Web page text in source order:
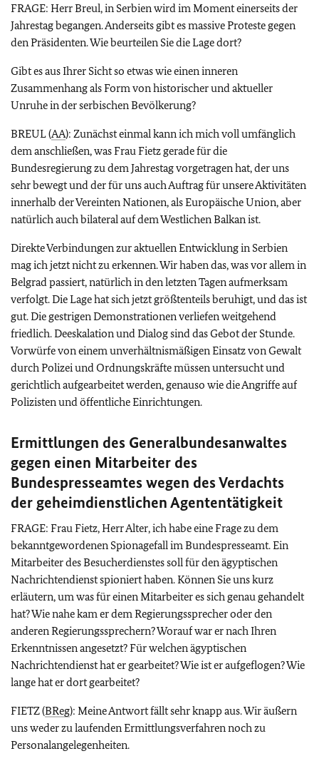
FRAGE: Herr Breul, in Serbien wird im Moment einerseits der
Jahrestag begangen. Anderseits gibt es massive Proteste gegen
den Präsidenten. Wie beurteilen Sie die Lage dort?
Gibt es aus Ihrer Sicht so etwas wie einen inneren
Zusammenhang als Form von historischer und aktueller
Unruhe in der serbischen Bevölkerung?
BREUL (AA): Zunächst einmal kann ich mich voll umfänglich
dem anschließen, was Frau Fietz gerade für die
Bundesregierung zu dem Jahrestag vorgetragen hat, der uns
sehr bewegt und der für uns auch Auftrag für unsere Aktivitäten
innerhalb der Vereinten Nationen, als Europäische Union, aber
natürlich auch bilateral auf dem Westlichen Balkan ist.
Direkte Verbindungen zur aktuellen Entwicklung in Serbien
mag ich jetzt nicht zu erkennen. Wir haben das, was vor allem in
Belgrad passiert, natürlich in den letzten Tagen aufmerksam
verfolgt. Die Lage hat sich jetzt größtenteils beruhigt, und das ist
gut. Die gestrigen Demonstrationen verliefen weitgehend
friedlich. Deeskalation und Dialog sind das Gebot der Stunde.
Vorwürfe von einem unverhältnismäßigen Einsatz von Gewalt
durch Polizei und Ordnungskräfte müssen untersucht und
gerichtlich aufgearbeitet werden, genauso wie die Angriffe auf
Polizisten und öffentliche Einrichtungen.
Ermittlungen des Generalbundesanwaltes
gegen einen Mitarbeiter des
Bundespresseamtes wegen des Verdachts
der geheimdienstlichen Agententätigkeit
FRAGE: Frau Fietz, Herr Alter, ich habe eine Frage zu dem
bekanntgewordenen Spionagefall im Bundespresseamt. Ein
Mitarbeiter des Besucherdienstes soll für den ägyptischen
Nachrichtendienst spioniert haben. Können Sie uns kurz
erläutern, um was für einen Mitarbeiter es sich genau gehandelt
hat? Wie nahe kam er dem Regierungssprecher oder den
anderen Regierungssprechern? Worauf war er nach Ihren
Erkenntnissen angesetzt? Für welchen ägyptischen
Nachrichtendienst hat er gearbeitet? Wie ist er aufgeflogen? Wie
lange hat er dort gearbeitet?
FIETZ (BReg): Meine Antwort fällt sehr knapp aus. Wir äußern
uns weder zu laufenden Ermittlungsverfahren noch zu
Personalangelegenheiten.